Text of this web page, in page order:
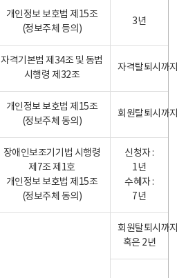
개인정보 보호법 제15조
(정보주체 등의)
3년
자격기본법 제34조 및 동법
시행령 제32조
자격탈퇴시까
개인정보 보호법 제15조
(정보주체 동의)
회원탈퇴시까
장애인보조기기법 시행령
제7조 제1호
개인정보 보호법 제15조
(정보주체 동의)
신청자 :
1년
수혜자 :
7년
회원탈퇴시까
혹은 2년